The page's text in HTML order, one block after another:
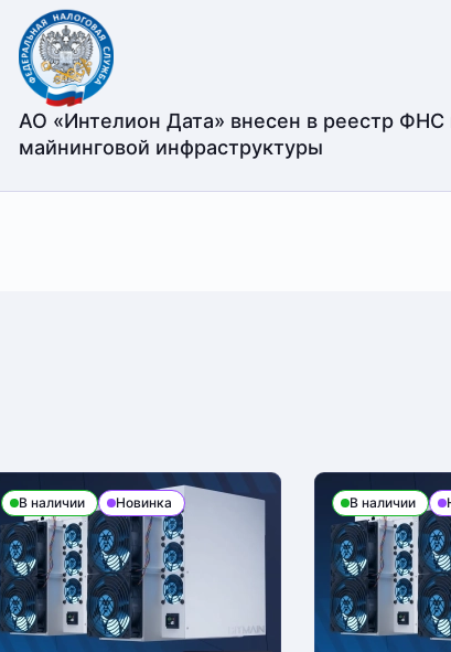
АО «Интелион Дата» внесен в реестр ФНС
майнинговой инфраструктуры
В наличии Новинка В наличии